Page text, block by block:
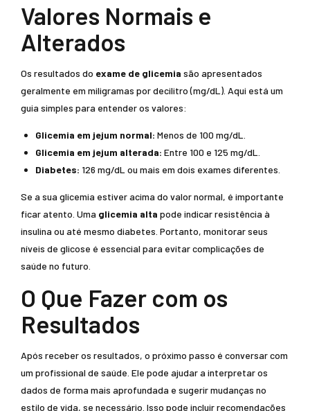
Valores Normais e
Alterados
Os resultados do exame de glicemia são apresentados
geralmente em miligramas por decilitro (mg/dL). Aqui está um
guia simples para entender os valores:
Glicemia em jejum normal: Menos de 100 mg/dL.
Glicemia em jejum alterada: Entre 100 e 125 mg/dL.
Diabetes: 126 mg/dL ou mais em dois exames diferentes.
Se a sua glicemia estiver acima do valor normal, é importante
ficar atento. Uma glicemia alta pode indicar resistência à
insulina ou até mesmo diabetes. Portanto, monitorar seus
níveis de glicose é essencial para evitar complicações de
saúde no futuro.
O Que Fazer com os
Resultados
Após receber os resultados, o próximo passo é conversar com
um profissional de saúde. Ele pode ajudar a interpretar os
dados de forma mais aprofundada e sugerir mudanças no
estilo de vida, se necessário. Isso pode incluir recomendações